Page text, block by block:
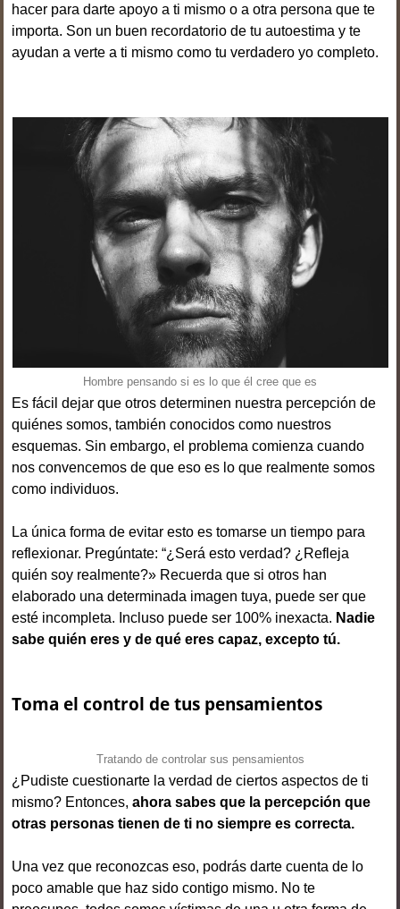
hacer para darte apoyo a ti mismo o a otra persona que te
importa. Son un buen recordatorio de tu autoestima y te
ayudan a verte a ti mismo como tu verdadero yo completo.
Hombre pensando si es lo que él cree que es
Es fácil dejar que otros determinen nuestra percepción de
quiénes somos, también conocidos como nuestros
esquemas. Sin embargo, el problema comienza cuando
nos convencemos de que eso es lo que realmente somos
como individuos.
La única forma de evitar esto es tomarse un tiempo para
reflexionar. Pregúntate: “¿Será esto verdad? ¿Refleja
quién soy realmente?» Recuerda que si otros han
elaborado una determinada imagen tuya, puede ser que
esté incompleta. Incluso puede ser 100% inexacta. Nadie
sabe quién eres y de qué eres capaz, excepto tú.
Toma el control de tus pensamientos
Tratando de controlar sus pensamientos
¿Pudiste cuestionarte la verdad de ciertos aspectos de ti
mismo? Entonces, ahora sabes que la percepción que
otras personas tienen de ti no siempre es correcta.
Una vez que reconozcas eso, podrás darte cuenta de lo
poco amable que haz sido contigo mismo. No te